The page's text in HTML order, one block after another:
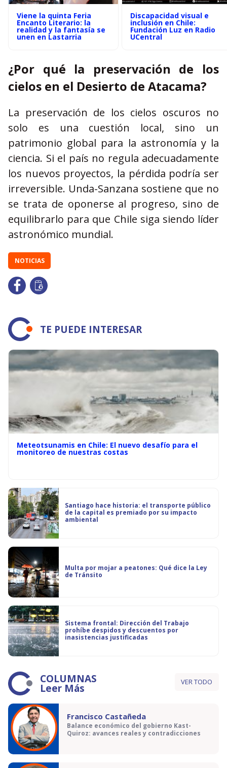
Viene la quinta Feria
Encanto Literario: la
realidad y la fantasía se
unen en Lastarria
Discapacidad visual e
inclusión en Chile:
Fundación Luz en Radio
UCentral
¿Por qué la preservación de los
cielos en el Desierto de Atacama?
La preservación de los cielos oscuros no
solo es una cuestión local, sino un
patrimonio global para la astronomía y la
ciencia. Si el país no regula adecuadamente
los nuevos proyectos, la pérdida podría ser
irreversible. Unda-Sanzana sostiene que no
se trata de oponerse al progreso, sino de
equilibrarlo para que Chile siga siendo líder
astronómico mundial.
NOTICIAS
TE PUEDE INTERESAR
Meteotsunamis en Chile: El nuevo desafío para el
monitoreo de nuestras costas
Santiago hace historia: el transporte público
de la capital es premiado por su impacto
ambiental
Multa por mojar a peatones: Qué dice la Ley
de Tránsito
Sistema frontal: Dirección del Trabajo
prohíbe despidos y descuentos por
inasistencias justificadas
COLUMNAS
Leer Más VER TODO
Francisco Castañeda
Balance económico del gobierno Kast-
Quiroz: avances reales y contradicciones